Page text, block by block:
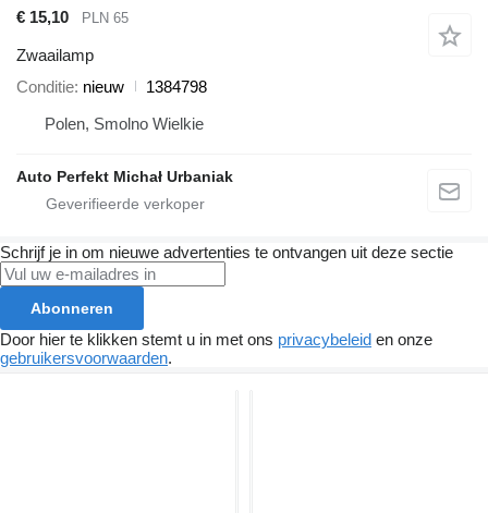
€ 15,10
PLN 65
Zwaailamp
Conditie nieuw
1384798
Polen, Smolno Wielkie
Auto Perfekt Michał Urbaniak
Schrijf je in om nieuwe advertenties te ontvangen uit deze sectie
Abonneren
Door hier te klikken stemt u in met ons privacybeleid en onze
gebruikersvoorwaarden.